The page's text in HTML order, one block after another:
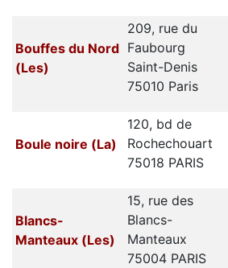
Bouffes du Nord
(Les)
209, rue du
Faubourg
Saint-Denis
75010 Paris
Boule noire (La)
120, bd de
Rochechouart
75018 PARIS
Blancs-
Manteaux (Les)
15, rue des
Blancs-
Manteaux
75004 PARIS